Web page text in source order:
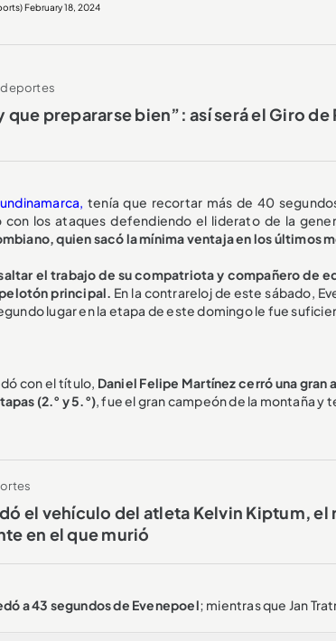
February 18, 2024
que prepararse bien”: así será el Giro
tenía que recortar más de 40
los ataques defendiendo el liderato de la
quien sacó la mínima ventaja en los últimos
el trabajo de su compatriota y compañero de
principal. En la contrareloj de este sábado,
lugar en la etapa de este domingo le fue
con el título, Daniel Felipe Martínez cerró una
(2.° y 5.°), fue el gran campeón de la montaña y
el vehículo del atleta Kelvin Kiptum,
en el que murió
a 43 segundos de Evenepoel; mientras que Jan